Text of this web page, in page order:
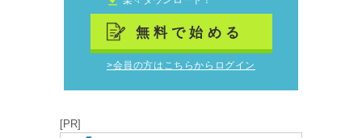
無料で始める
>会員の方はこちらからログイン
[PR]